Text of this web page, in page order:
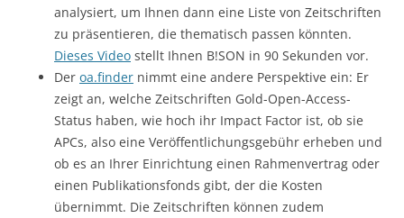
analysiert, um Ihnen dann eine Liste von Zeitschriften
zu präsentieren, die thematisch passen könnten.
Dieses Video stellt Ihnen B!SON in 90 Sekunden vor.
Der oa.finder nimmt eine andere Perspektive ein: Er
zeigt an, welche Zeitschriften Gold-Open-Access-
Status haben, wie hoch ihr Impact Factor ist, ob sie
APCs, also eine Veröffentlichungsgebühr erheben und
ob es an Ihrer Einrichtung einen Rahmenvertrag oder
einen Publikationsfonds gibt, der die Kosten
übernimmt. Die Zeitschriften können zudem